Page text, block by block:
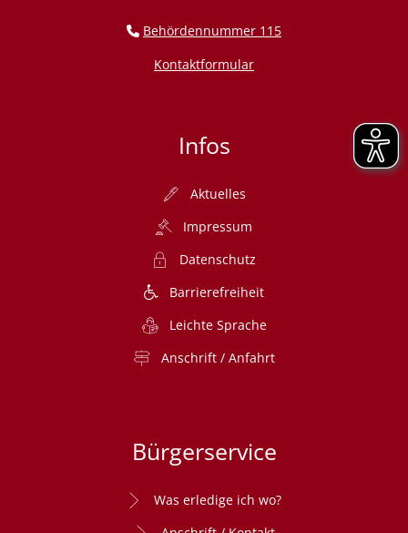
Behördennummer 115
Kontaktformular
Infos
Aktuelles
Impressum
Datenschutz
Barrierefreiheit
Leichte Sprache
Anschrift / Anfahrt
Bürgerservice
Was erledige ich wo?